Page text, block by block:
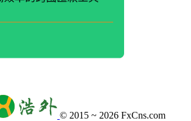
© 2015 ~ 2026FxCns.com